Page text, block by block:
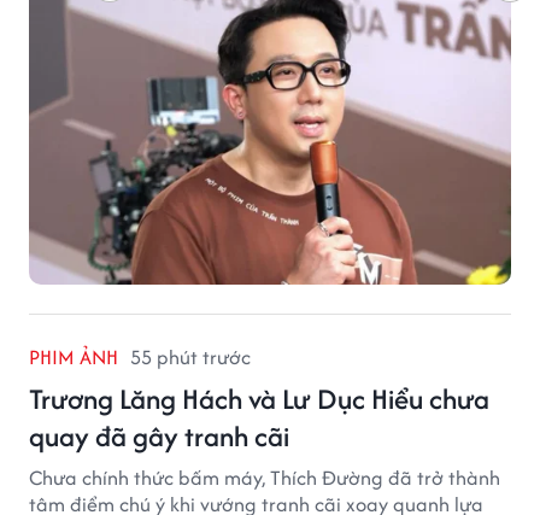
PHIM ẢNH 55 phút trước
Trương Lăng Hách và Lư Dục Hiểu chưa
quay đã gây tranh cãi
Chưa chính thức bấm máy, Thích Đường đã trở thành
tâm điểm chú ý khi vướng tranh cãi xoay quanh lựa